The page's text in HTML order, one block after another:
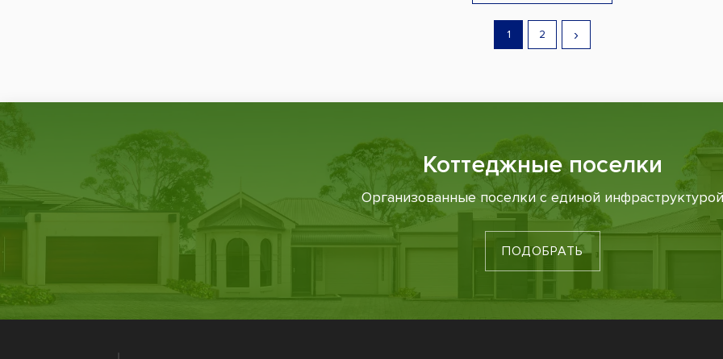
1 2 ›
Коттеджные поселки
Организованные поселки с единой инфраструктурой
ПОДОБРАТЬ